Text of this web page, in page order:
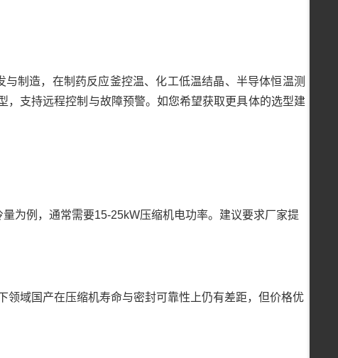
与制造，在制药反应釜控温、化工低温结晶、半导体恒温测
支持远程控制与故障预警。如您希望获取更具体的选型建
为例，通常需要15-25kW压缩机电功率。建议要求厂家提
域国产在压缩机寿命与密封可靠性上仍有差距，但价格优